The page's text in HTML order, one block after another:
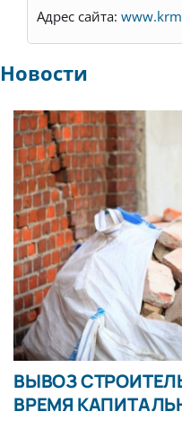
Адрес сайта:
Новости
ВЫВОЗ
ВРЕМЯ